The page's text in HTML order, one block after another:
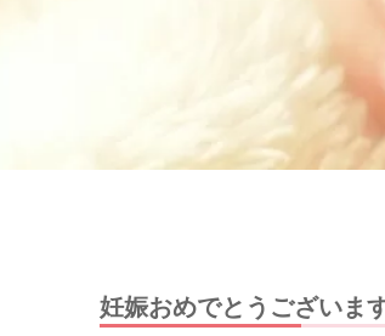
妊娠おめでとうございま